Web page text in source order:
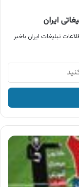
ایران
تبلیغات ایران باخبر